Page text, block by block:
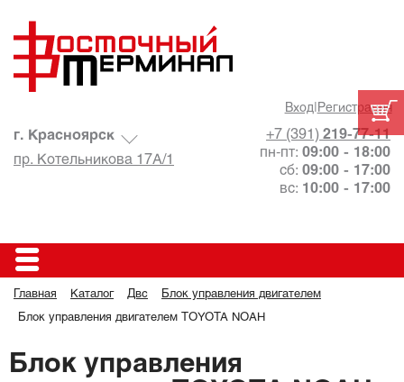
Вход| Регистрация
+7 (391) 219-77-11
пн-пт: 09:00 - 18:00
сб: 09:00 - 17:00
вс: 10:00 - 17:00
г. Красноярск
пр. Котельникова 17А/1
Главная Каталог Двс Блок управления двигателем
Блок управления двигателем TOYOTA NOAH
Блок управления